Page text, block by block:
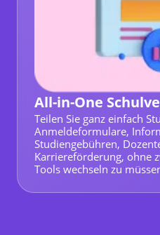
All-in-One
Teilen Sie ganz einfach
Anmeldeformulare,
Studiengebühren,
Karriereförderung, ohne
Tools wechseln zu